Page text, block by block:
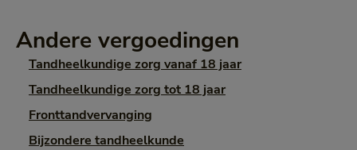
Andere vergoedingen
Tandheelkundige zorg vanaf 18 jaar
Tandheelkundige zorg tot 18 jaar
Fronttandvervanging
Bijzondere tandheelkunde